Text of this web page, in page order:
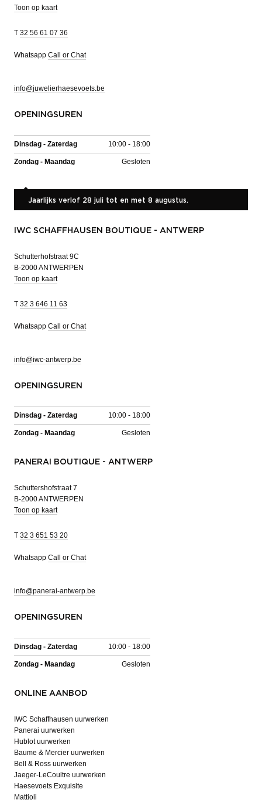
Toon op kaart
T 32 56 61 07 36
Whatsapp Call or Chat
info@juwelierhaesevoets.be
OPENINGSUREN
Dinsdag - Zaterdag 10:00 - 18:00
Zondag - Maandag Gesloten
Jaarlijks verlof 28 juli tot en met 8 augustus.
IWC SCHAFFHAUSEN BOUTIQUE - ANTWERP
Schutterhofstraat 9C
B-2000 ANTWERPEN
Toon op kaart
T 32 3 646 11 63
Whatsapp Call or Chat
info@iwc-antwerp.be
OPENINGSUREN
Dinsdag - Zaterdag 10:00 - 18:00
Zondag - Maandag Gesloten
PANERAI BOUTIQUE - ANTWERP
Schuttershofstraat 7
B-2000 ANTWERPEN
Toon op kaart
T 32 3 651 53 20
Whatsapp Call or Chat
info@panerai-antwerp.be
OPENINGSUREN
Dinsdag - Zaterdag 10:00 - 18:00
Zondag - Maandag Gesloten
ONLINE AANBOD
IWC Schaffhausen uurwerken
Panerai uurwerken
Hublot uurwerken
Baume & Mercier uurwerken
Bell & Ross uurwerken
Jaeger-LeCoultre uurwerken
Haesevoets Exquisite
Mattioli